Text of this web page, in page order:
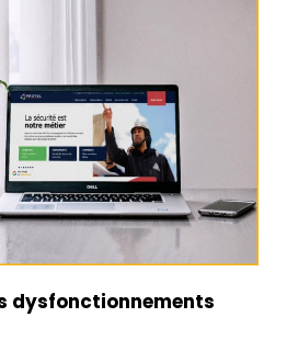
dysfonctionnements